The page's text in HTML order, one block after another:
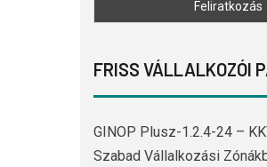
FRISS VÁLLALKOZÓI
GINOP Plusz-1.2.4-24 –
Szabad Vállalkozási